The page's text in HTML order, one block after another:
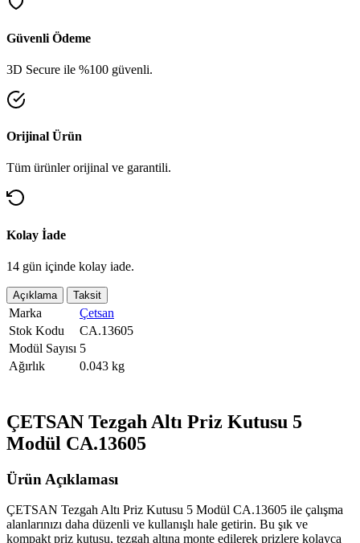
Güvenli Ödeme
3D Secure ile %100 güvenli.
Orijinal Ürün
Tüm ürünler orijinal ve garantili.
Kolay İade
14 gün içinde kolay iade.
Açıklama Taksit
Marka
Çetsan
Stok Kodu
CA.13605
Modül Sayısı 5
Ağırlık
0.043 kg
ÇETSAN Tezgah Altı Priz Kutusu 5
Modül CA.13605
Ürün Açıklaması
ÇETSAN Tezgah Altı Priz Kutusu 5 Modül CA.13605 ile çalışma
alanlarınızı daha düzenli ve kullanışlı hale getirin. Bu şık ve
kompakt priz kutusu, tezgah altına monte edilerek prizlere kolayca